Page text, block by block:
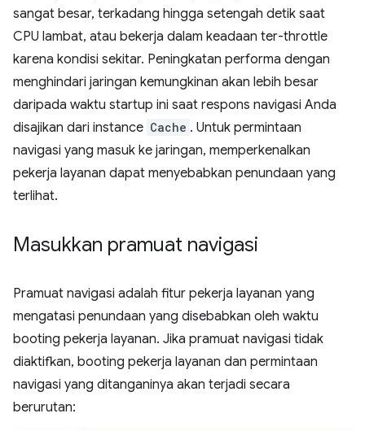
sangat besar, terkadang hingga setengah detik saat
CPU lambat, atau bekerja dalam keadaan ter-throttle
karena kondisi sekitar. Peningkatan performa dengan
menghindari jaringan kemungkinan akan lebih besar
daripada waktu startup ini saat respons navigasi Anda
disajikan dari instance Cache . Untuk permintaan
navigasi yang masuk ke jaringan, memperkenalkan
pekerja layanan dapat menyebabkan penundaan yang
terlihat.
Masukkan pramuat navigasi
Pramuat navigasi adalah fitur pekerja layanan yang
mengatasi penundaan yang disebabkan oleh waktu
booting pekerja layanan. Jika pramuat navigasi tidak
diaktifkan, booting pekerja layanan dan permintaan
navigasi yang ditanganinya akan terjadi secara
berurutan: